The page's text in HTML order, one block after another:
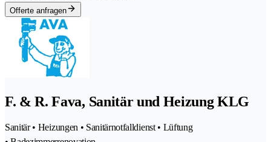
Offerte anfragen
F. & R. Fava, Sanitär und Heizung KLG
Sanitär • Heizungen • Sanitärnotfalldienst • Lüftung